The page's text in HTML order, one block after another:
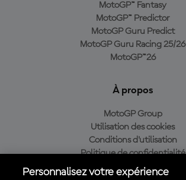
MotoGP™ Fantasy
MotoGP™ Predictor
MotoGP Guru Predict
MotoGP Guru Racing 25/26
MotoGP™26
À propos
MotoGP Group
Utilisation des cookies
Conditions d'utilisation
Politique de confidentialité
Politique d’achat
Personnalisez votre expérience